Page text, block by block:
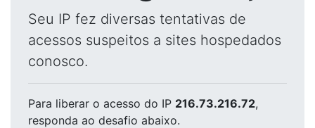
Seu IP fez diversas tentativas de
acessos suspeitos a sites hospedados
conosco.
Para liberar o acesso do IP 216.73.216.72,
responda ao desafio abaixo.